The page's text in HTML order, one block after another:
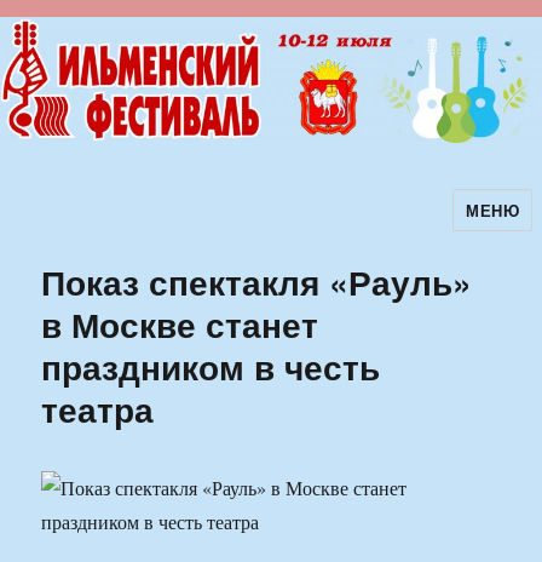
Ильменский фестиваль авторскойМЕНЮ
Показ спектакля «Рауль»
в Москве станет
праздником в честь
театра